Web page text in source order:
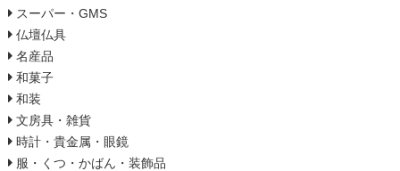
スーパー・GMS
仏壇仏具
名産品
和菓子
和装
文房具・雑貨
時計・貴金属・眼鏡
服・くつ・かばん・装飾品